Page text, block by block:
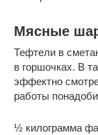
Мясные
Тефтели в
в горшочках. В
эффектно
работы
½ килограмма